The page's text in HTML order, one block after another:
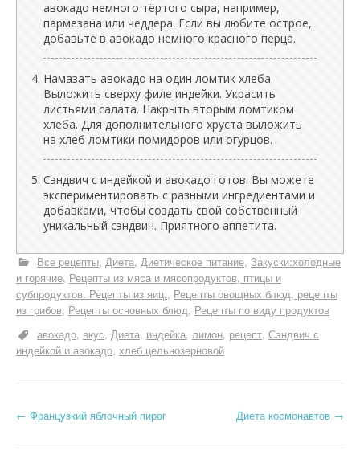
авокадо немного тёртого сыра, например,
пармезана или чеддера. Если вы любите острое,
добавьте в авокадо немного красного перца.
Намазать авокадо на один ломтик хлеба.
Выложить сверху филе индейки. Украсить
листьями салата. Накрыть вторым ломтиком
хлеба. Для дополнительного хруста выложить
на хлеб ломтики помидоров или огурцов.
Сэндвич с индейкой и авокадо готов. Вы можете
экспериментировать с разными ингредиентами и
добавками, чтобы создать свой собственный
уникальный сэндвич. Приятного аппетита.
Все рецепты Диета Диетическое питание Закуски:холодные
и горячие Рецепты из мяса и мясопродуктов, птицы и
субпродуктов. Рецепты из яиц. Рецепты овощных блюд, рецепты
из грибов Рецепты основных блюд Рецепты по виду продуктов
авокадо вкус Диета индейка лимон рецепт Сэндвич с
индейкой и авокадо хлеб цельнозерновой
Н
← Французкий яблочный пирог Диета космонавтов →